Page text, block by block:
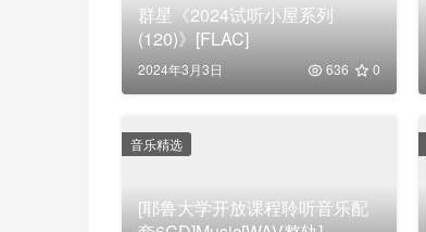
群星《2024试听小屋系列
(120)》[FLAC]
2024年3月3日 636 0
[耶鲁大学开放课程聆听音乐配
音乐精选